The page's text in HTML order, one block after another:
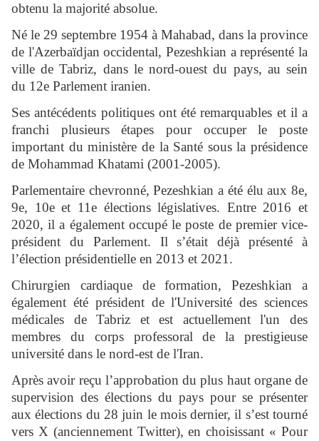
obtenu la majorité absolue.
Né le 29 septembre 1954 à Mahabad, dans la province
de l'Azerbaïdjan occidental, Pezeshkian a représenté la
ville de Tabriz, dans le nord-ouest du pays, au sein
du 12e Parlement iranien.
Ses antécédents politiques ont été remarquables et il a
franchi plusieurs étapes pour occuper le poste
important du ministère de la Santé sous la présidence
de Mohammad Khatami (2001-2005).
Parlementaire chevronné, Pezeshkian a été élu aux 8e,
9e, 10e et 11e élections législatives. Entre 2016 et
2020, il a également occupé le poste de premier vice-
président du Parlement. Il s’était déjà présenté à
l’élection présidentielle en 2013 et 2021.
Chirurgien cardiaque de formation, Pezeshkian a
également été président de l'Université des sciences
médicales de Tabriz et est actuellement l'un des
membres du corps professoral de la prestigieuse
université dans le nord-est de l'Iran.
Après avoir reçu l’approbation du plus haut organe de
supervision des élections du pays pour se présenter
aux élections du 28 juin le mois dernier, il s’est tourné
vers X (anciennement Twitter), en choisissant « Pour